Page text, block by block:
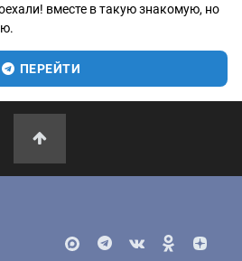
вместе в такую знакомую, но
ПЕРЕЙТИ